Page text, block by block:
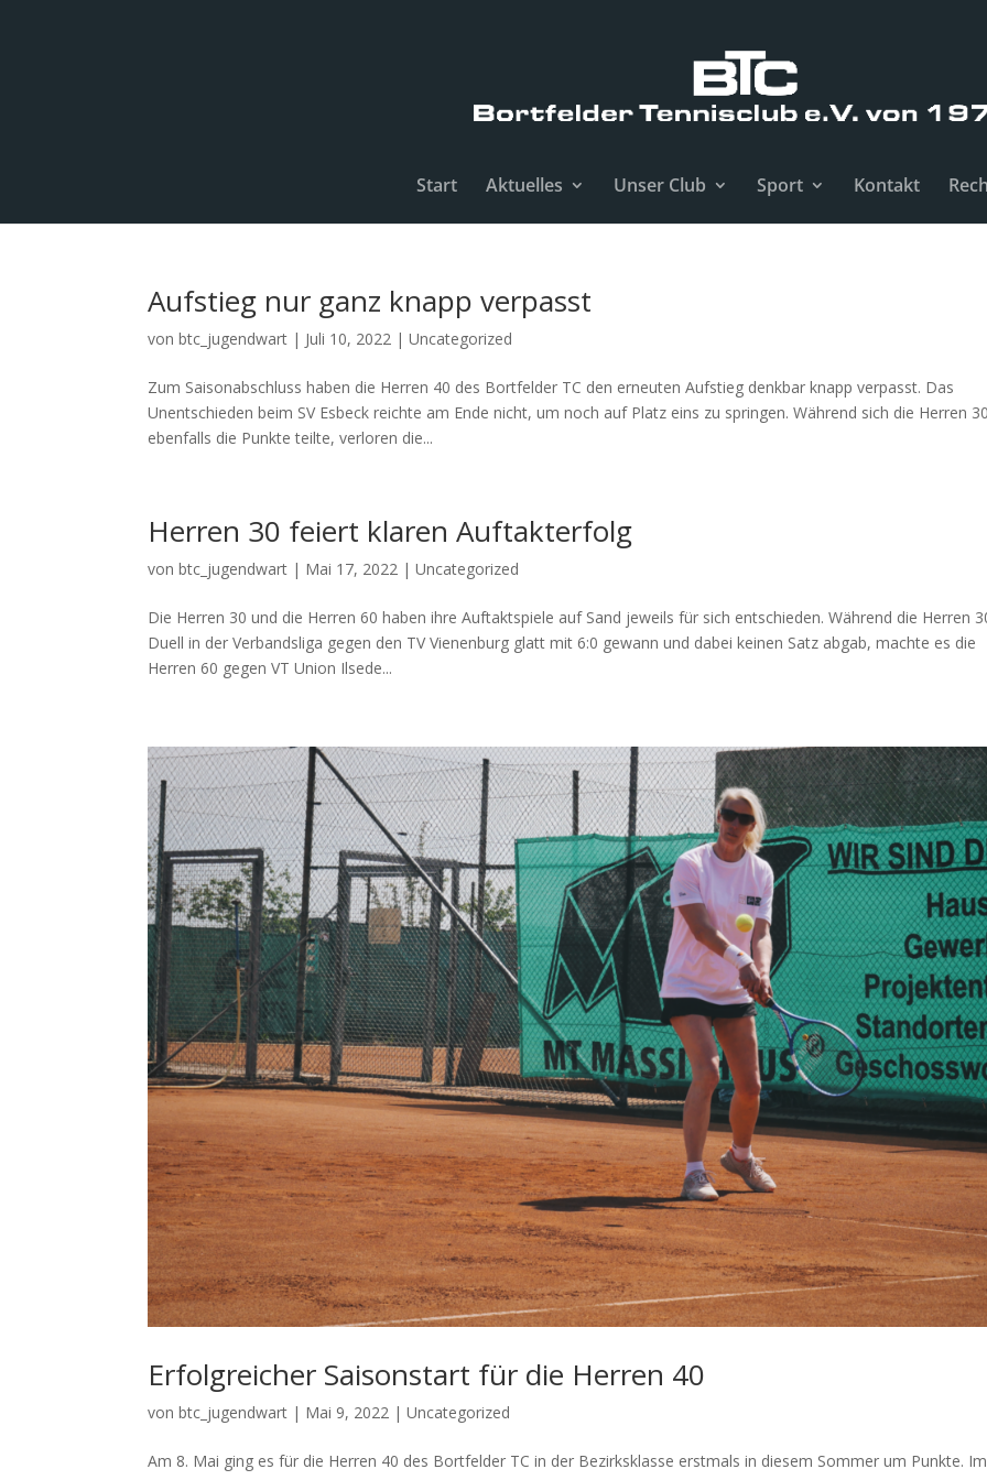
Start Aktuelles Unser Club Sport Kontakt
Aufstieg nur ganz knapp verpasst
vonbtc_jugendwart | Juli 10, 2022 |Uncategorized
Zum Saisonabschluss haben die Herren 40 des Bortfelder TC den erneuten Aufstieg denkbar knapp verpasst. Das
Unentschieden beim SV Esbeck reichte am Ende nicht, um noch auf Platz eins zu springen. Während sich die Herren
ebenfalls die Punkte teilte, verloren die...
Herren 30 feiert klaren Auftakterfolg
vonbtc_jugendwart | Mai 17, 2022 |Uncategorized
Die Herren 30 und die Herren 60 haben ihre Auftaktspiele auf Sand jeweils für sich entschieden. Während die Herren
Duell in der Verbandsliga gegen den TV Vienenburg glatt mit 6:0 gewann und dabei keinen Satz abgab, machte es die
Herren 60 gegen VT Union Ilsede...
Erfolgreicher Saisonstart für die Herren 40
vonbtc_jugendwart | Mai 9, 2022 |Uncategorized
Am 8. Mai ging es für die Herren 40 des Bortfelder TC in der Bezirksklasse erstmals in diesem Sommer um Punkte. Im